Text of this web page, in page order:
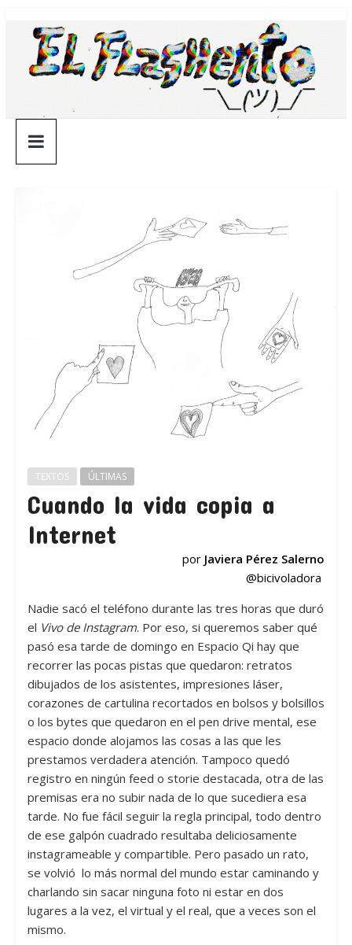
contenido
¯\_(ツ)_/
¯
TEXTOS ÚLTIMAS
Cuando la vida copia a
Internet
por Javiera Pérez Salerno
@bicivoladora
Nadie sacó el teléfono durante las tres horas que duró
el Vivo de Instagram. Por eso, si queremos saber qué
pasó esa tarde de domingo en Espacio Qi hay que
recorrer las pocas pistas que quedaron: retratos
dibujados de los asistentes, impresiones láser,
corazones de cartulina recortados en bolsos y bolsillos
o los bytes que quedaron en el pen drive mental, ese
espacio donde alojamos las cosas a las que les
prestamos verdadera atención. Tampoco quedó
registro en ningún feed o storie destacada, otra de las
premisas era no subir nada de lo que sucediera esa
tarde. No fue fácil seguir la regla principal, todo dentro
de ese galpón cuadrado resultaba deliciosamente
instagrameable y compartible. Pero pasado un rato,
se volvió lo más normal del mundo estar caminando y
charlando sin sacar ninguna foto ni estar en dos
lugares a la vez, el virtual y el real, que a veces son el
mismo.